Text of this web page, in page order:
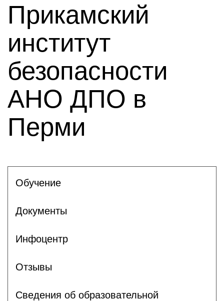
Прикамский
институт
безопасности
АНО ДПО в
Перми
Обучение
Документы
Инфоцентр
Отзывы
Сведения об образовательной